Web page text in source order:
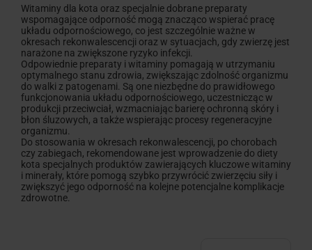
Witaminy dla kota oraz specjalnie dobrane preparaty
wspomagające odporność mogą znacząco wspierać pracę
układu odpornościowego, co jest szczególnie ważne w
okresach rekonwalescencji oraz w sytuacjach, gdy zwierzę jest
narażone na zwiększone ryzyko infekcji.
Odpowiednie preparaty i witaminy pomagają w utrzymaniu
optymalnego stanu zdrowia, zwiększając zdolność organizmu
do walki z patogenami. Są one niezbędne do prawidłowego
funkcjonowania układu odpornościowego, uczestnicząc w
produkcji przeciwciał, wzmacniając barierę ochronną skóry i
błon śluzowych, a także wspierając procesy regeneracyjne
organizmu.
Do stosowania w okresach rekonwalescencji, po chorobach
czy zabiegach, rekomendowane jest wprowadzenie do diety
kota specjalnych produktów zawierających kluczowe witaminy
i minerały, które pomogą szybko przywrócić zwierzęciu siły i
zwiększyć jego odporność na kolejne potencjalne komplikacje
zdrowotne.